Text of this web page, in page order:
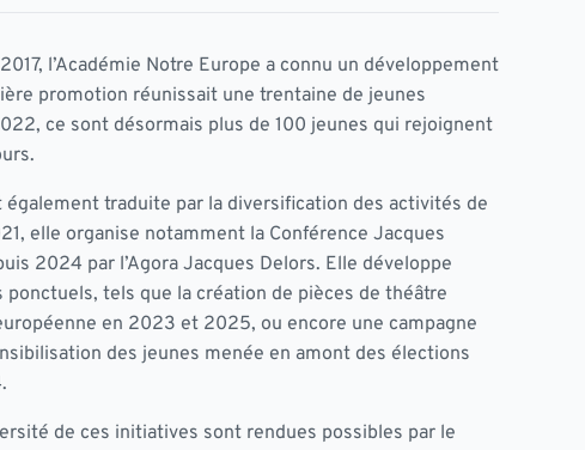
l’Académie Notre Europe a connu un développement
promotion réunissait une trentaine de jeunes
ce sont désormais plus de 100 jeunes qui rejoignent
également traduite par la diversification des activités de
elle organise notamment la Conférence Jacques
2024 par l’Agora Jacques Delors. Elle développe
tels que la création de pièces de théâtre
en 2023 et 2025, ou encore une campagne
des jeunes menée en amont des élections
de ces initiatives sont rendues possibles par le